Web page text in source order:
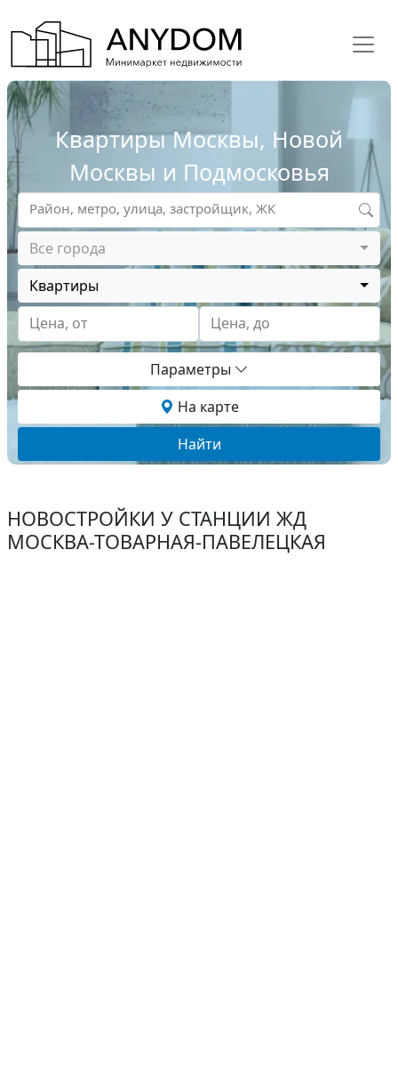
Квартиры Москвы, Новой
Москвы и Подмосковья
Все города
Квартиры
Цена, от
Цена, до
Район, метро, улица, застройщик, ЖК
Параметры
На карте
Найти
НОВОСТРОЙКИ У СТАНЦИИ ЖД
МОСКВА-ТОВАРНАЯ-ПАВЕЛЕЦКАЯ